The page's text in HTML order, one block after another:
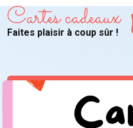
Cartes cadeaux
Faites plaisir à coup sûr !